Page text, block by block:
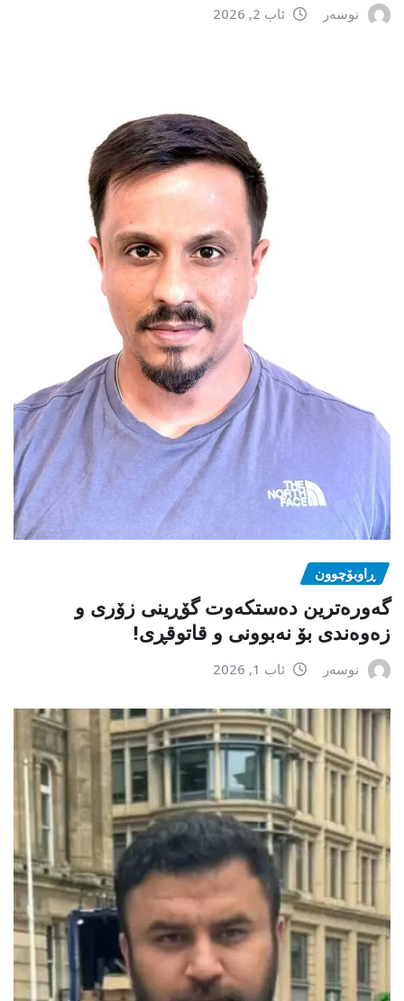
نوسەر ئاب 2, 2026
ڕاوبۆچوون
گەورەترین دەستکەوت گۆڕینی زۆری و
زەوەندی بۆ نەبوونی و قاتوقڕی!
نوسەر ئاب 1, 2026